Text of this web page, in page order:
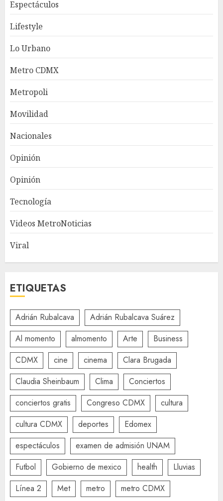
Espectáculos
Lifestyle
Lo Urbano
Metro CDMX
Metropoli
Movilidad
Nacionales
Opinión
Opinión
Tecnología
Videos MetroNoticias
Viral
ETIQUETAS
Adrián Rubalcava
Adrián Rubalcava Suárez
Al momento
almomento Arte
Business
CDMX
cine cinema
Clara Brugada
Claudia Sheinbaum
Clima
Conciertos
conciertos gratis
Congreso CDMX
cultura
cultura CDMX
deportes
Edomex
espectáculos
examen de admisión UNAM
Futbol
Gobierno de mexico health
Lluvias
Línea 2
Met metro metro CDMX